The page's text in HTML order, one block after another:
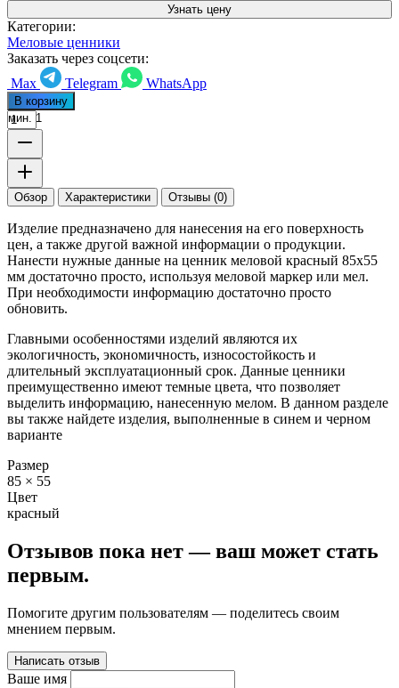
Узнать цену
Категории:
Меловые ценники
Заказать через соцсети:
Max
Telegram WhatsApp
В корзину
мин. 1
Обзор Характеристики Отзывы (0)
Изделие предназначено для нанесения на его поверхность
цен, а также другой важной информации о продукции.
Нанести нужные данные на ценник меловой красный 85х55
мм достаточно просто, используя меловой маркер или мел.
При необходимости информацию достаточно просто
обновить.
Главными особенностями изделий являются их
экологичность, экономичность, износостойкость и
длительный эксплуатационный срок. Данные ценники
преимущественно имеют темные цвета, что позволяет
выделить информацию, нанесенную мелом. В данном разделе
вы также найдете изделия, выполненные в синем и черном
варианте
Размер
85 × 55
Цвет
красный
Отзывов пока нет — ваш может стать
первым.
Помогите другим пользователям — поделитесь своим
мнением первым.
Написать отзыв
Ваше имя